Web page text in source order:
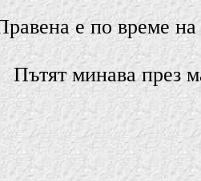
е по време на
Пътят минава през